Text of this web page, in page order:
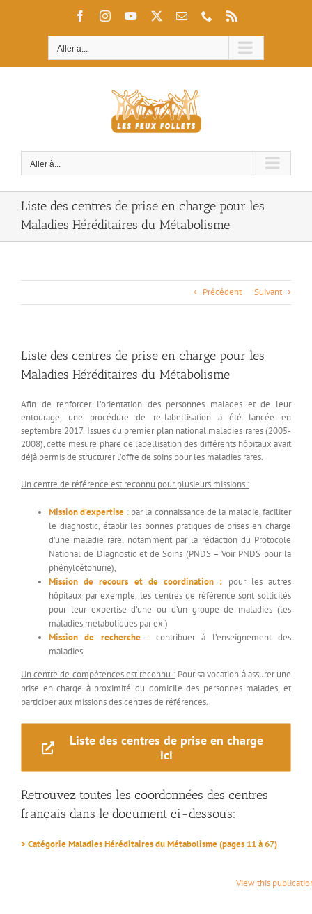
FacebookInstagramYouTube Email Téléphone
Aller à...
Aller à...
Liste des centres de prise en charge pour les
Maladies Héréditaires du Métabolisme
Précédent Suivant
Liste des centres de prise en charge pour les
Maladies Héréditaires du Métabolisme
Afin de renforcer l’orientation des personnes malades et de leur
entourage, une procédure de re-labellisation a été lancée en
septembre 2017. Issues du premier plan national maladies rares (2005-
2008), cette mesure phare de labellisation des différents hôpitaux avait
déjà permis de structurer l’offre de soins pour les maladies rares.
Un centre de référence est reconnu pour plusieurs missions :
Mission d’expertise : par la connaissance de la maladie, faciliter
le diagnostic, établir les bonnes pratiques de prises en charge
d’une maladie rare, notamment par la rédaction du Protocole
National de Diagnostic et de Soins (PNDS – Voir PNDS pour la
phénylcétonurie),
Mission de recours et de coordination : pour les autres
hôpitaux par exemple, les centres de référence sont sollicités
pour leur expertise d’une ou d’un groupe de maladies (les
maladies métaboliques par ex.)
Mission de recherche: contribuer à l’enseignement des
maladies
Un centre de compétences est reconnu :Pour sa vocation à assurer une
prise en charge à proximité du domicile des personnes malades, et
participer aux missions des centres de références.
Liste des centres de prise en charge
ici
Retrouvez toutes les coordonnées des centres
français dans le document ci-dessous:
> Catégorie Maladies Héréditaires du Métabolisme (pages 11 à 67)
View this